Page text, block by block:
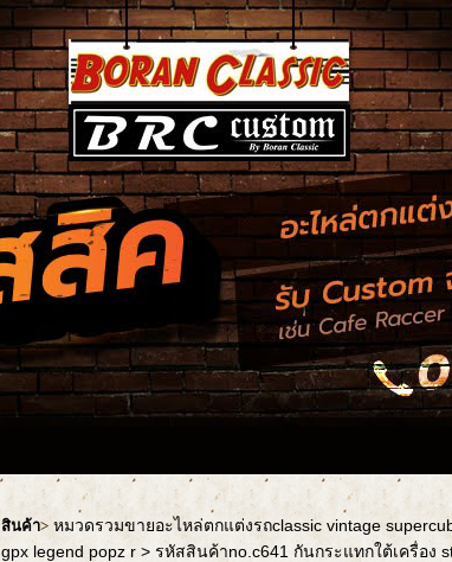
สินค้า> หมวดรวมขายอะไหล่ตกแต่งรถclassic vintage
gpx legend popz r > รหัสสินค้าno.c641 กันกระแทกใต้เครื่อง